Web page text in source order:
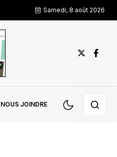
Samedi, 8 août 2026
NOUS JOINDRE